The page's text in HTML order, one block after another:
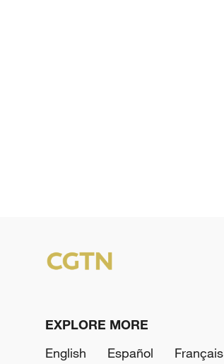
EXPLORE MORE
English
Español Français